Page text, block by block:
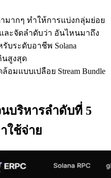
มากๆ ทําให้การแบ่งกลุ่มย่อย
ะจัดลําดับว่า อันไหนมาถึง
บระดับอาชีพ Solana
นสูงสุด
อมแบบเปลือย Stream Bundle
บริหารลําดับที่ 5
ใช้จ่าย